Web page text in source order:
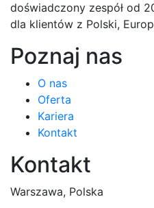
doświadczony zespół od
dla klientów z Polski,
Poznaj nas
O nas
Oferta
Kariera
Kontakt
Kontakt
Warszawa, Polska